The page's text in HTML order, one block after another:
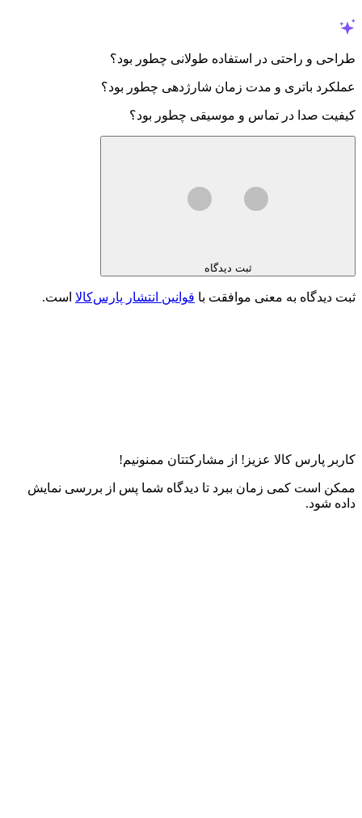
طراحی و راحتی در استفاده طولانی چطور بود؟
عملکرد باتری و مدت زمان شارژدهی چطور بود؟
کیفیت صدا در تماس و موسیقی چطور بود؟
ثبت دیدگاه
ثبت دیدگاه به معنی موافقت با قوانین انتشار پارس‌کالا است.
کاربر پارس کالا عزیز! از مشارکتتان ممنونیم!
ممکن است کمی زمان ببرد تا دیدگاه شما پس از بررسی نمایش
داده شود.